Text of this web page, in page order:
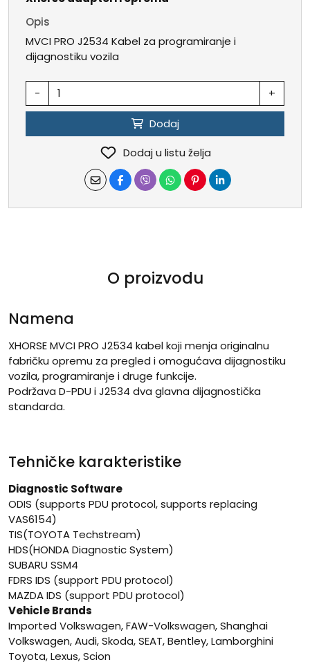
Opis
MVCI PRO J2534 Kabel za programiranje i
dijagnostiku vozila
- +
Dodaj
Dodaj u listu želja
O proizvodu
Namena
XHORSE MVCI PRO J2534 kabel koji menja originalnu
fabričku opremu za pregled i omogućava dijagnostiku
vozila, programiranje i druge funkcije.
Podržava D-PDU i J2534 dva glavna dijagnostička
standarda.
Tehničke karakteristike
Diagnostic Software
ODIS (supports PDU protocol, supports replacing
VAS6154)
TIS(TOYOTA Techstream)
HDS(HONDA Diagnostic System)
SUBARU SSM4
FDRS IDS (support PDU protocol)
MAZDA IDS (support PDU protocol)
Vehicle Brands
Imported Volkswagen, FAW-Volkswagen, Shanghai
Volkswagen, Audi, Skoda, SEAT, Bentley, Lamborghini
Toyota, Lexus, Scion